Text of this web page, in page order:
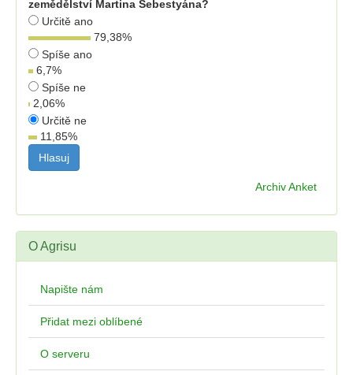
zemědělství Martina Šebestyána?
Určitě ano
79,38%
Spíše ano
6,7%
Spíše ne
2,06%
Určitě ne
11,85%
Archiv Anket
O Agrisu
Napište nám
Přidat mezi oblíbené
O serveru